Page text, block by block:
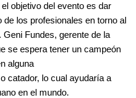
objetivo del evento es dar
los profesionales en torno al
Fundes, gerente de la
se espera tener un campeón
alguna
catador, lo cual ayudaría a
en el mundo.